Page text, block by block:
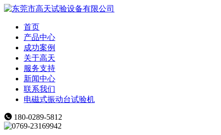
首页
产品中心
成功案例
关于高天
服务支持
新闻中心
联系我们
电磁式振动台试验机
180-0289-5812